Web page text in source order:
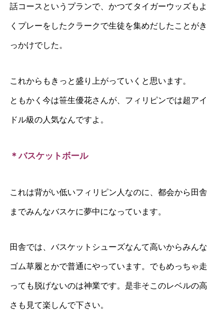
話コースというプランで、かつてタイガーウッズもよ
くプレーをしたクラークで生徒を集めだしたことがき
っかけでした。
これからもきっと盛り上がっていくと思います。
ともかく今は笹生優花さんが、フィリピンでは超アイ
ドル級の人気なんですよ。
＊バスケットボール
これは背がい低いフィリピン人なのに、都会から田舎
までみんなバスケに夢中になっています。
田舎では、バスケットシューズなんて高いからみんな
ゴム草履とかで普通にやっています。でもめっちゃ走
っても脱げないのは神業です。是非そこのレベルの高
さも見て楽しんで下さい。